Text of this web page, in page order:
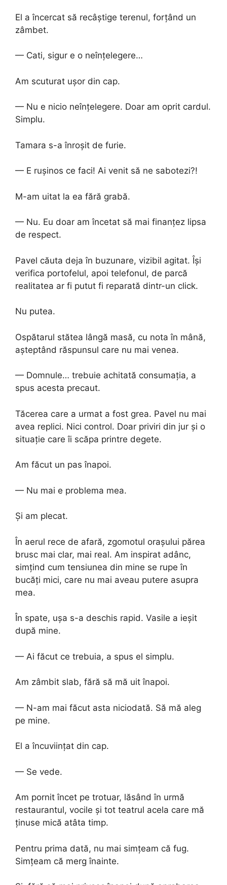
El a încercat să recâștige terenul, forțând un
zâmbet.
— Cati, sigur e o neînțelegere…
Am scuturat ușor din cap.
— Nu e nicio neînțelegere. Doar am oprit cardul.
Simplu.
Tamara s-a înroșit de furie.
— E rușinos ce faci! Ai venit să ne sabotezi?!
M-am uitat la ea fără grabă.
— Nu. Eu doar am încetat să mai finanțez lipsa
de respect.
Pavel căuta deja în buzunare, vizibil agitat. Își
verifica portofelul, apoi telefonul, de parcă
realitatea ar fi putut fi reparată dintr-un click.
Nu putea.
Ospătarul stătea lângă masă, cu nota în mână,
așteptând răspunsul care nu mai venea.
— Domnule… trebuie achitată consumația, a
spus acesta precaut.
Tăcerea care a urmat a fost grea. Pavel nu mai
avea replici. Nici control. Doar priviri din jur și o
situație care îi scăpa printre degete.
Am făcut un pas înapoi.
— Nu mai e problema mea.
Și am plecat.
În aerul rece de afară, zgomotul orașului părea
brusc mai clar, mai real. Am inspirat adânc,
simțind cum tensiunea din mine se rupe în
bucăți mici, care nu mai aveau putere asupra
mea.
În spate, ușa s-a deschis rapid. Vasile a ieșit
după mine.
— Ai făcut ce trebuia, a spus el simplu.
Am zâmbit slab, fără să mă uit înapoi.
— N-am mai făcut asta niciodată. Să mă aleg
pe mine.
El a încuviințat din cap.
— Se vede.
Am pornit încet pe trotuar, lăsând în urmă
restaurantul, vocile și tot teatrul acela care mă
ținuse mică atâta timp.
Pentru prima dată, nu mai simțeam că fug.
Simțeam că merg înainte.